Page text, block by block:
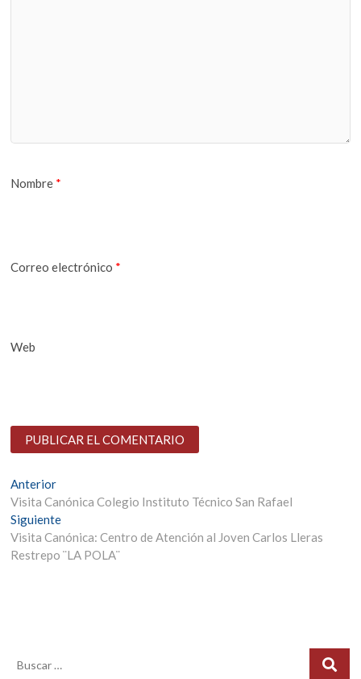
Nombre *
Correo electrónico *
Web
Navegación
de
entradas
AnteriorEntrada
anterior:
Visita Canónica Colegio Instituto Técnico San Rafael
SiguienteEntrada
siguiente:
Visita Canónica: Centro de Atención al Joven Carlos Lleras
Restrepo ¨LA POLA¨